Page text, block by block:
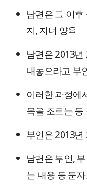
남편은 그 이
지, 자녀 양육
남편은 2013년
내놓으라고 부
이러한 과정에
목을 조르는 등
부인은 2013년
남편은 부인,
는 내용 등 문